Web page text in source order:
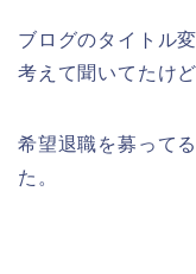
ブログのタイトル
考えて聞いてたけど
希望退職を募って
た。